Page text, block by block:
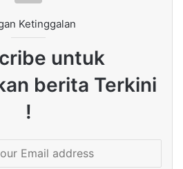
Ketinggalan
untuk
berita Terkini
!